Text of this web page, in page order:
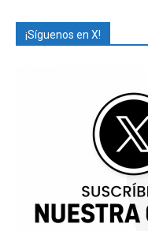
¡Síguenos en X!